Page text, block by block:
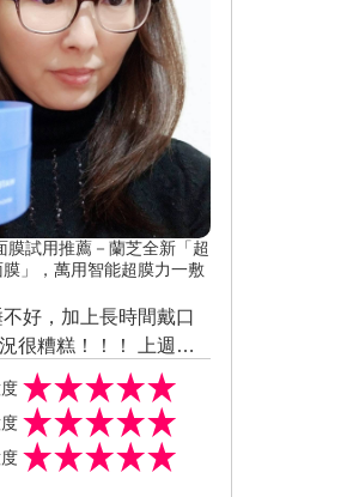
膜試用推薦－蘭芝全新「超
」，萬用智能超膜力一敷
好，加上長時間戴口
很糟糕！！！ 上週收
#美周試用 #蘭芝 #超能
先在手上試用覺得很
使用好幾天，產品淡
放鬆，質感水潤輕柔